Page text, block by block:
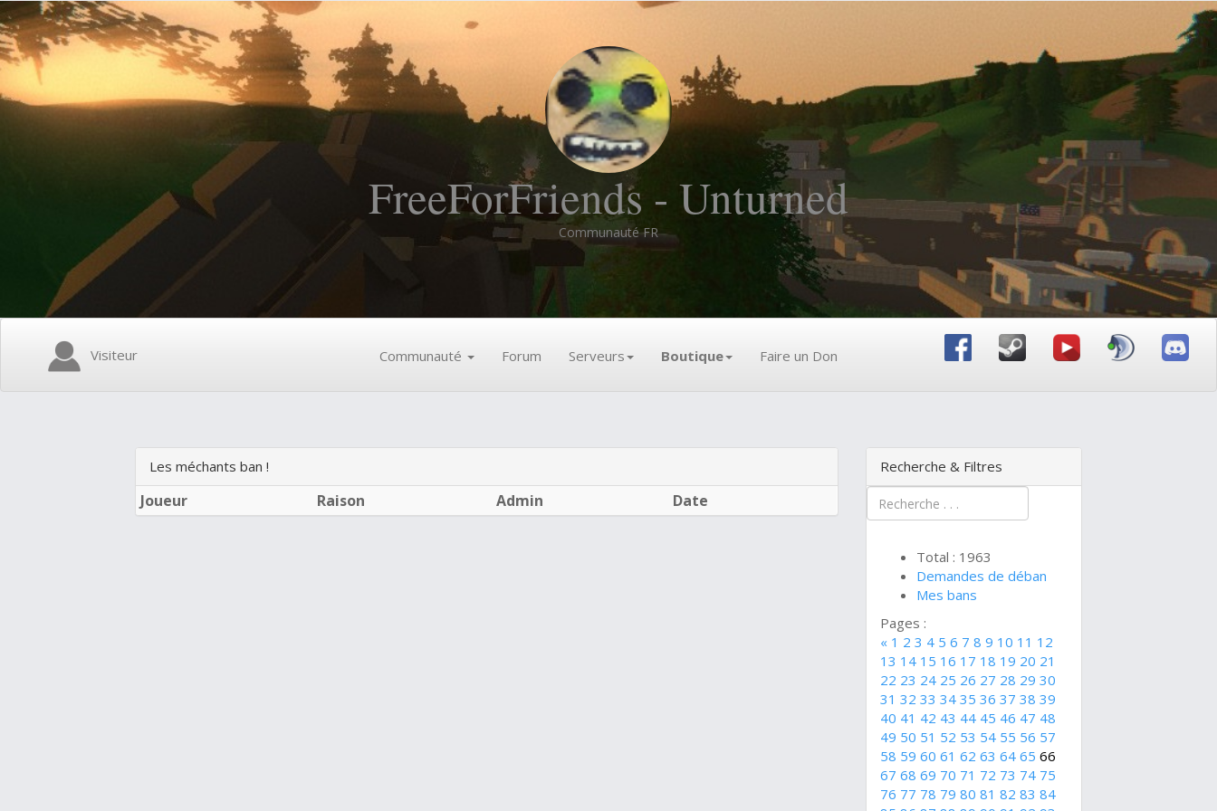
FreeForFriends - Unturned
Communauté FR
Visiteur Communauté Forum Serveurs Boutique Faire un Don
Les méchants ban !
Joueur Raison Admin Date
Recherche & Filtres
Total : 1963
Demandes de déban
Mes bans
Pages :
« 1 2 3 4 5 6 7 8 9 10 11 12
13 14 15 16 17 18 19 20 21
22 23 24 25 26 27 28 29 30
31 32 33 34 35 36 37 38 39
40 41 42 43 44 45 46 47 48
49 50 51 52 53 54 55 56 57
58 59 60 61 62 63 64 65 66
67 68 69 70 71 72 73 74 75
76 77 78 79 80 81 82 83 84